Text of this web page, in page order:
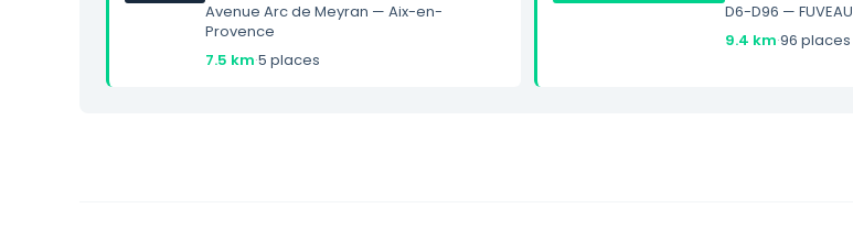
Avenue Arc de Meyran — Aix-en-
Provence
7.5 km·5 places
D6-D96 — FUVEAU
9.4 km·96 places